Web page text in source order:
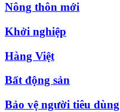
Nông thôn mới
Khởi nghiệp
Hàng Việt
Bất động sản
Bảo vệ người tiêu dùng